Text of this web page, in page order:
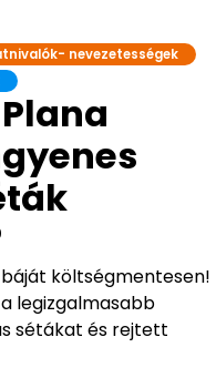
nevezetességek
költségmentesen!
legizgalmasabb
sétákat és rejtett